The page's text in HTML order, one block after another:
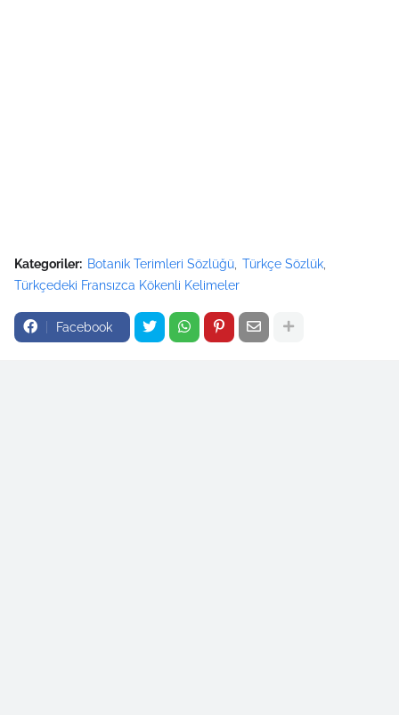
Kategoriler: Botanik Terimleri Sözlüğü Türkçe Sözlük
Türkçedeki Fransızca Kökenli Kelimeler
Facebook